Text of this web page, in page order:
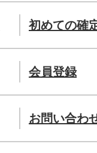
初めての確
会員登録
お問い合わ